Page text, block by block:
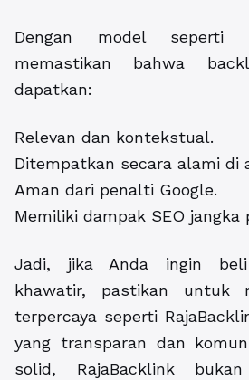
Dengan model
memastikan bahwa
dapatkan:
Relevan dan kontekstual.
Ditempatkan secara alami di
Aman dari penalti Google.
Memiliki dampak SEO jangka
Jadi, jika Anda ingin
khawatir, pastikan untuk
terpercaya seperti
yang transparan dan
solid, RajaBacklink